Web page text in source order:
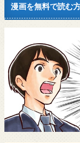
漫画を無料で読む